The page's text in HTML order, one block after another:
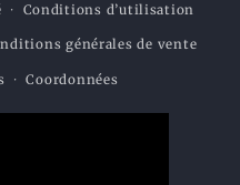
Conditions d’utilisation
générales de vente
Coordonnées